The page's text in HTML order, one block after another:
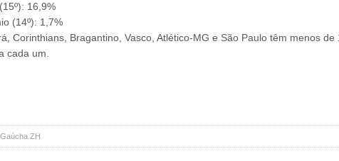
16,9%
(14º): 1,7%
Corinthians, Bragantino, Vasco, Atlético-MG e São Paulo têm menos de
cada um.
ZH